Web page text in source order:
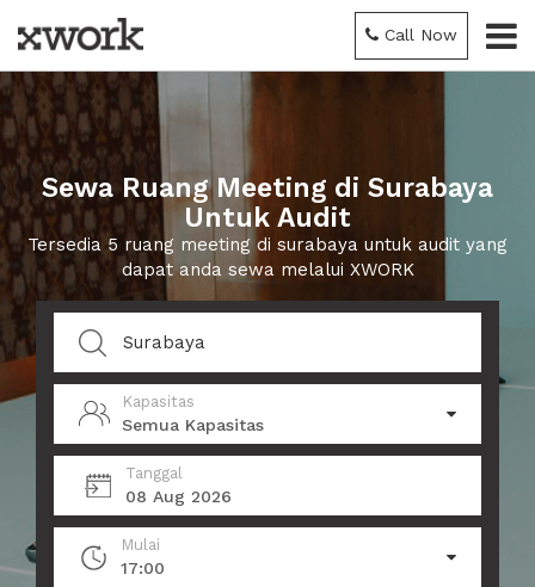
Call Now
Sewa Ruang Meeting di Surabaya
Untuk Audit
Tersedia 5 ruang meeting di surabaya untuk audit yang
dapat anda sewa melalui XWORK
Kapasitas
Semua Kapasitas
Tanggal
08 Aug 2026
Mulai
17:00